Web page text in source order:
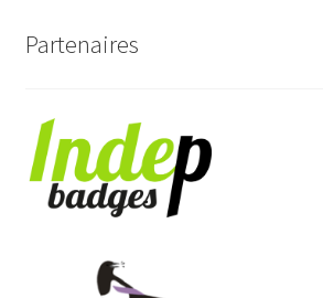
Partenaires